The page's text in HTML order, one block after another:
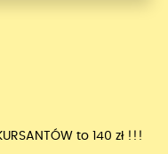
to 140 zł !!!